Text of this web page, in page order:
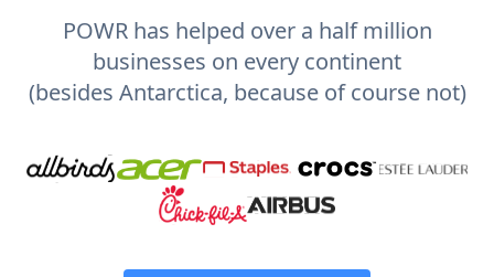
POWR has helped over a half million
businesses on every continent
(besides Antarctica, because of course not)